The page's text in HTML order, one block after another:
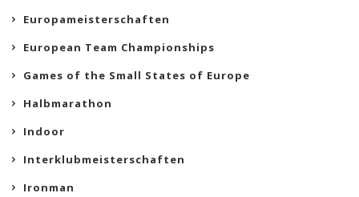
Europameisterschaften
European Team Championships
Games of the Small States of Europe
Halbmarathon
Indoor
Interklubmeisterschaften
Ironman